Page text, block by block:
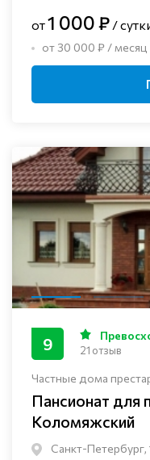
от1 000 ₽ /
от 30 000 ₽ / месяц
Частные дома
Пансионат для
Коломяжский
Санкт-Петербург,
9 21 отзыв